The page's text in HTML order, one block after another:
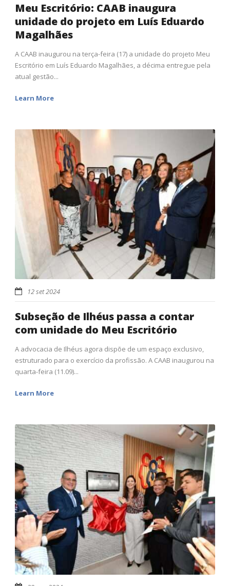
Meu Escritório: CAAB inaugura
unidade do projeto em Luís Eduardo
Magalhães
A CAAB inaugurou na terça-feira (17) a unidade do projeto Meu
Escritório em Luís Eduardo Magalhães, a décima entregue pela
atual gestão...
Learn More
12 set 2024
Subseção de Ilhéus passa a contar
com unidade do Meu Escritório
A advocacia de Ilhéus agora dispõe de um espaço exclusivo,
estruturado para o exercício da profissão. A CAAB inaugurou na
quarta-feira (11.09)...
Learn More